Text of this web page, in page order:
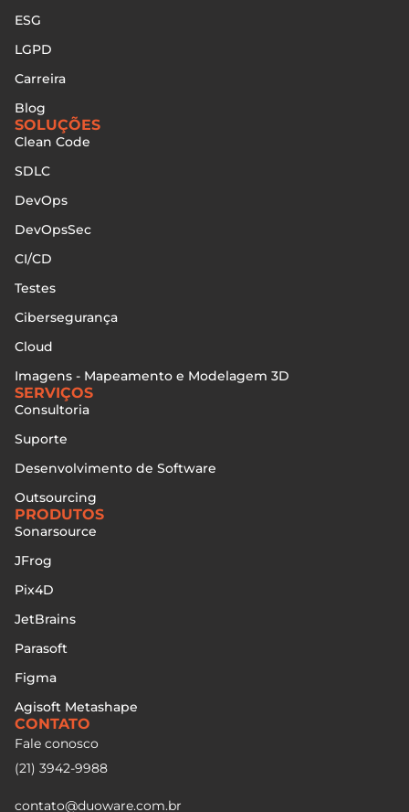
ESG
LGPD
Carreira
Blog
SOLUÇÕES
Clean Code
SDLC
DevOps
DevOpsSec
CI/CD
Testes
Cibersegurança
Cloud
Imagens - Mapeamento e Modelagem 3D
SERVIÇOS
Consultoria
Suporte
Desenvolvimento de Software
Outsourcing
PRODUTOS
Sonarsource
JFrog
Pix4D
JetBrains
Parasoft
Figma
Agisoft Metashape
CONTATO
Fale conosco
(21) 3942-9988
contato@duoware.com.br